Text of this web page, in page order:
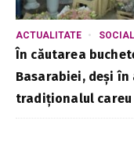
ACTUALITATE SOCIAL
În căutarea
Basarabiei, deși
tradiționalul careu